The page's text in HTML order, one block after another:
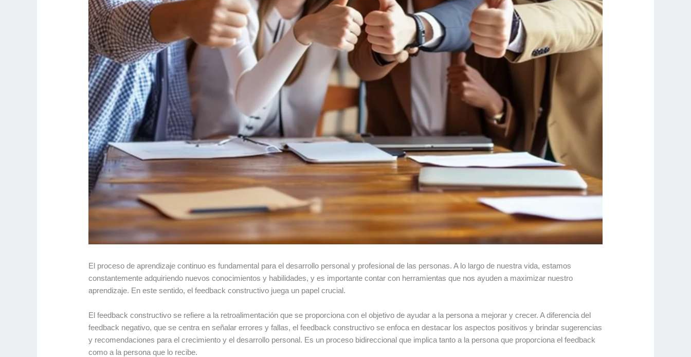
El proceso de aprendizaje continuo es fundamental para el desarrollo personal y profesional de las personas. A lo largo de nuestra vida, estamos
constantemente adquiriendo nuevos conocimientos y habilidades, y es importante contar con herramientas que nos ayuden a maximizar nuestro
aprendizaje. En este sentido, el feedback constructivo juega un papel crucial.
El feedback constructivo se refiere a la retroalimentación que se proporciona con el objetivo de ayudar a la persona a mejorar y crecer. A diferencia del
feedback negativo, que se centra en señalar errores y fallas, el feedback constructivo se enfoca en destacar los aspectos positivos y brindar sugerencias
y recomendaciones para el crecimiento y el desarrollo personal. Es un proceso bidireccional que implica tanto a la persona que proporciona el feedback
como a la persona que lo recibe.